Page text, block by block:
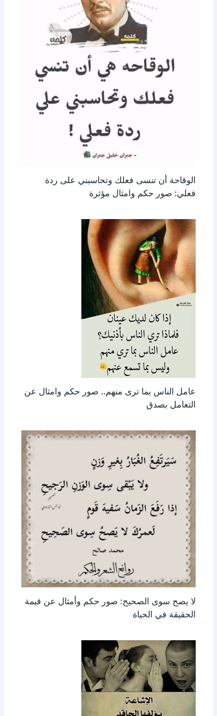
الوقاحة أن تنسى فعلك وتحاسبني على ردة
فعلي: صور حكم وامثال مؤثرة
عامل الناس بما ترى منهم.. صور حكم وامثال عن
التعامل بصدق
لا يصح سوى الصحيح: صور حكم وأمثال عن قيمة
الحقيقة في الحياة